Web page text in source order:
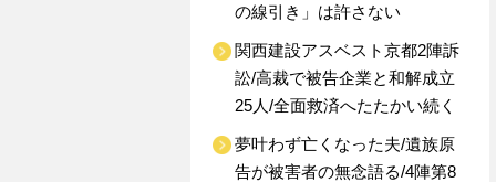
の線引き」は許さない
関西建設アスベスト京都2陣訴
訟/高裁で被告企業と和解成立
25人/全面救済へたたかい続く
夢叶わず亡くなった夫/遺族原
告が被害者の無念語る/4陣第8